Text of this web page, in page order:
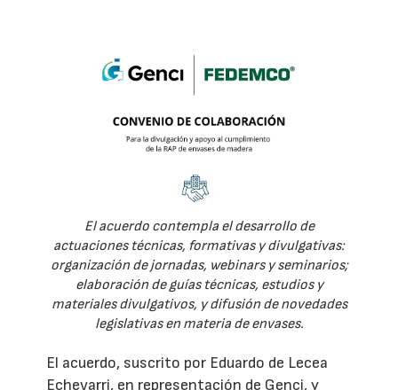
El acuerdo contempla el desarrollo de
actuaciones técnicas, formativas y divulgativas:
organización de jornadas, webinars y seminarios;
elaboración de guías técnicas, estudios y
materiales divulgativos, y difusión de novedades
legislativas en materia de envases.
El acuerdo, suscrito por Eduardo de Lecea
Echevarri, en representación de Genci, y